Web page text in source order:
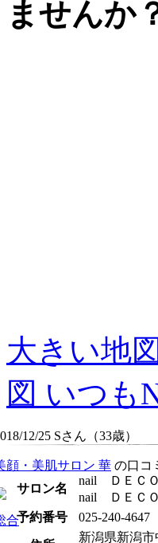
大きい地
図 いつも
サロン名
nail ＤＥＣ
nail ＤＥＣ
予約番号
025-240-4647
新潟県新潟
12/25 Sさん（33歳）
顔・美肌サロン 華 の口コ
合